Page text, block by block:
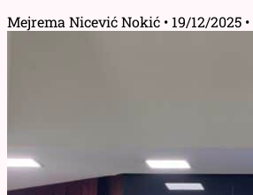
Mejrema Nicević Nokić 19/12/2025